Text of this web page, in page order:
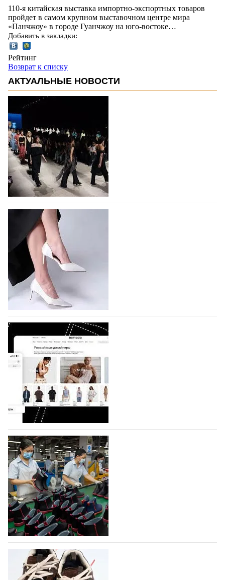
110-я китайская выставка импортно-экспортных товаров
пройдет в самом крупном выставочном центре мира
«Панчжоу» в городе Гуанчжоу на юго-востоке…
Добавить в закладки:
Рейтинг
Возврат к списку
АКТУАЛЬНЫЕ НОВОСТИ
На участие в Московской неделе моды
подано 1047 заявок
На участие в седьмой Московской неделе моды,
которая пройдет в российской столице с 26 сентября
по 1 октября, уже подано 1047 заявок. Примерно
половину из них (494) прислали дизайнеры,
коллекции которых не были представлены в…
07.08.2026 466
BALLINA представит свои новинки на Euro
Shoes
Компания BALLINA Guangzhou Lihuang Footwear
Co., Ltd., основанная в 2011 году и расположенная в
Гуанчжоу, столице моды Китая, является
профессиональной обувной компанией,
объединяющей разработку, производство и…
07.08.2026 321
На платформе Lamoda - новый раздел и
условия продвижения локальных
дизайнерских марок
Российский маркетплейс Lamoda решил обновить
раздел для продажи продукции локальных
дизайнерских марок одежды, обуви и аксессуаров.
Бренды также получат маркетинговую…
06.08.2026 490
Объем мирового производства обуви в
2025 году практически не увеличился